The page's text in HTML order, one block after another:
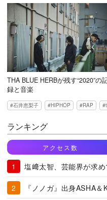
THA BLUE HERBが残す“2020”の
録と音楽
石井恵梨子 HIPHOP RAP
ランキング
アクセス数
塩﨑太智、芸能界が求め
『ノノガ』出身ASHA